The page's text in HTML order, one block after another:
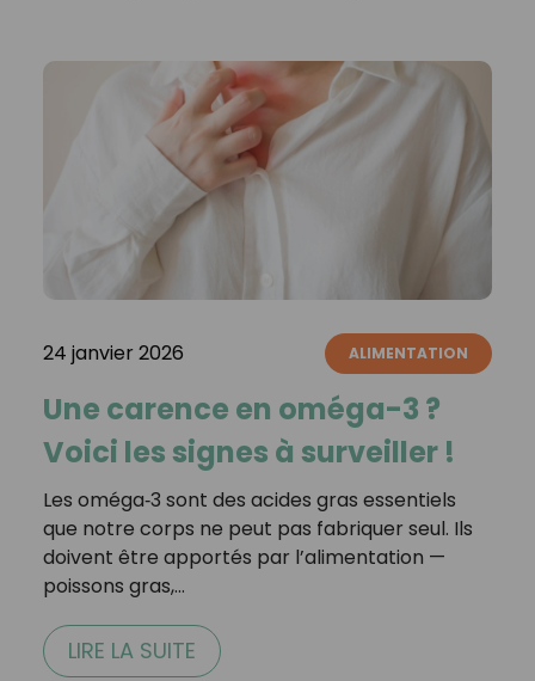
24 janvier 2026 ALIMENTATION
Une carence en oméga-3 ?
Voici les signes à surveiller !
Les oméga‑3 sont des acides gras essentiels
que notre corps ne peut pas fabriquer seul. Ils
doivent être apportés par l’alimentation —
poissons gras,…
LIRE LA SUITE